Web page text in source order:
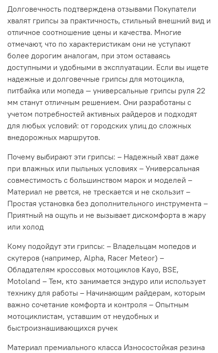
Долговечность подтверждена отзывами Покупатели
хвалят грипсы за практичность, стильный внешний вид и
отличное соотношение цены и качества. Многие
отмечают, что по характеристикам они не уступают
более дорогим аналогам, при этом оставаясь
доступными и удобными в эксплуатации. Если вы ищете
надежные и долговечные грипсы для мотоцикла,
питбайка или мопеда — универсальные грипсы руля 22
мм станут отличным решением. Они разработаны с
учетом потребностей активных райдеров и подходят
для любых условий: от городских улиц до сложных
внедорожных маршрутов.
Почему выбирают эти грипсы: – Надежный хват даже
при влажных или пыльных условиях – Универсальная
совместимость с большинством марок и моделей –
Материал не рвется, не трескается и не скользит –
Простая установка без дополнительного инструмента –
Приятный на ощупь и не вызывает дискомфорта в жару
или холод
Кому подойдут эти грипсы: – Владельцам мопедов и
скутеров (например, Alpha, Racer Meteor) –
Обладателям кроссовых мотоциклов Kayo, BSE,
Motoland – Тем, кто занимается эндуро или использует
технику для работы – Начинающим райдерам, которым
важно сочетание комфорта и контроля – Опытным
мотоциклистам, уставшим от неудобных и
быстроизнашивающихся ручек
Материал премиального класса Износостойкая резина